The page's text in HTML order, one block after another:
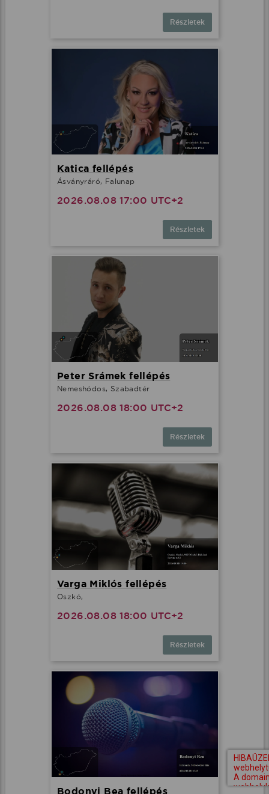
Részletek
Katica fellépés
Ásványráró, Falunap
2026.08.08 17:00 UTC+2
Részletek
Peter Srámek fellépés
Nemeshódos, Szabadtér
2026.08.08 18:00 UTC+2
Részletek
Varga Miklós fellépés
Oszkó,
2026.08.08 18:00 UTC+2
Részletek
Bodonyi Bea fellépés